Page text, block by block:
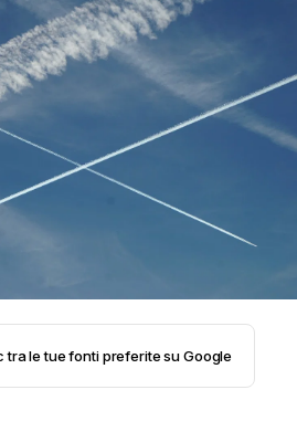
URBANE ED
tra le tue fonti preferite su Google